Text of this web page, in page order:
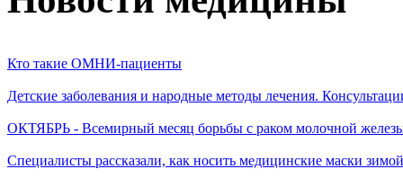
Кто такие ОМНИ-пациенты
Детские заболевания и народные методы лечения.
ОКТЯБРЬ - Всемирный месяц борьбы с раком молочной
Специалисты рассказали, как носить медицинские маски зимой